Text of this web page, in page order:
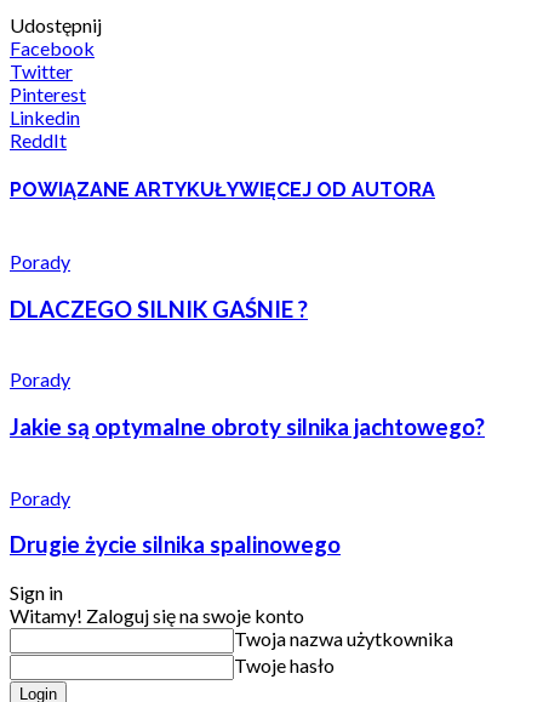
Udostępnij
Facebook
Twitter
Pinterest
Linkedin
ReddIt
POWIĄZANE ARTYKUŁYWIĘCEJ OD AUTORA
Porady
DLACZEGO SILNIK GAŚNIE ?
Porady
Jakie są optymalne obroty silnika jachtowego?
Porady
Drugie życie silnika spalinowego
Sign in
Witamy! Zaloguj się na swoje konto
Twoja nazwa użytkownika
Twoje hasło